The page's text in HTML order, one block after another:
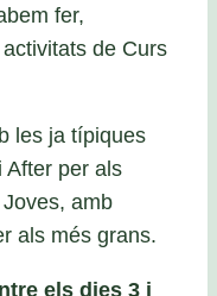
fer,
de Curs
les ja típiques
After per als
amb
als més grans.
els dies 3 i